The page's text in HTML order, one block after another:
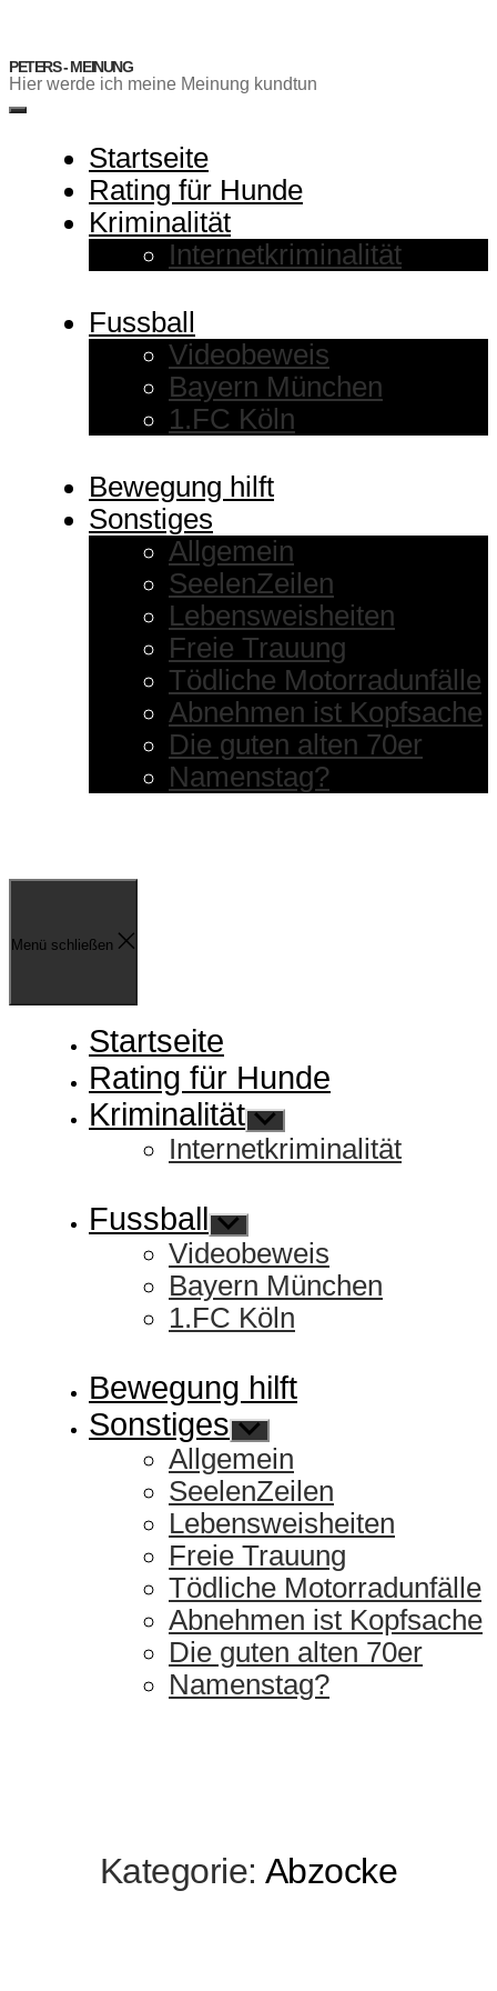
springen
PETERS - MEINUNG
Hier werde ich meine Meinung kundtun
Menü
Startseite
Rating für Hunde
Kriminalität
Internetkriminalität
Fussball
Videobeweis
Bayern München
1.FC Köln
Bewegung hilft
Sonstiges
Allgemein
SeelenZeilen
Lebensweisheiten
Freie Trauung
Tödliche Motorradunfälle
Abnehmen ist Kopfsache
Die guten alten 70er
Namenstag?
Menü schließen
Startseite
Rating für Hunde
Kriminalität Untermenü
anzeigen
Internetkriminalität
Fussball
Untermenü
anzeigen
Videobeweis
Bayern München
1.FC Köln
Bewegung hilft
Sonstiges Untermenü
anzeigen
Allgemein
SeelenZeilen
Lebensweisheiten
Freie Trauung
Tödliche Motorradunfälle
Abnehmen ist Kopfsache
Die guten alten 70er
Namenstag?
Kategorie: Abzocke